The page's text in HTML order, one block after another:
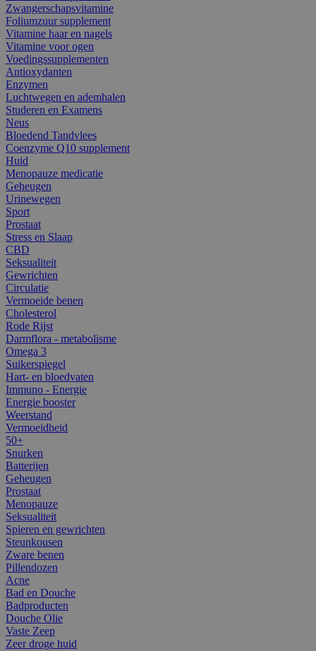
Zwangerschapsvitamine
Foliumzuur supplement
Vitamine haar en nagels
Vitamine voor ogen
Voedingssupplementen
Antioxydanten
Enzymen
Luchtwegen en ademhalen
Studeren en Examens
Neus
Bloedend Tandvlees
Coenzyme Q10 supplement
Huid
Menopauze medicatie
Geheugen
Urinewegen
Sport
Prostaat
Stress en Slaap
CBD
Seksualiteit
Gewrichten
Circulatie
Vermoeide benen
Cholesterol
Rode Rijst
Darmflora - metabolisme
Omega 3
Suikerspiegel
Hart- en bloedvaten
Immuno - Energie
Energie booster
Weerstand
Vermoeidheid
50+
Snurken
Batterijen
Geheugen
Prostaat
Menopauze
Seksualiteit
Spieren en gewrichten
Steunkousen
Zware benen
Pillendozen
Acne
Bad en Douche
Badproducten
Douche Olie
Vaste Zeep
Zeer droge huid